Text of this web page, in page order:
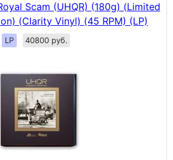
Scam (UHQR) (180g) (Limited
(Clarity Vinyl) (45 RPM) (LP)
LP 40800 руб.